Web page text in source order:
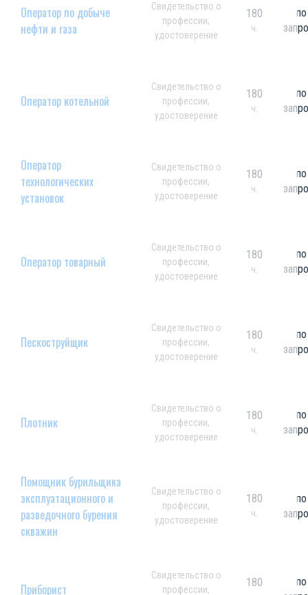
Оператор по добыче
нефти и газа
Свидетельство о
профессии,
удостоверение
180
ч.
по
Оператор котельной
Свидетельство о
профессии,
удостоверение
180
ч.
по
Оператор
технологических
установок
Свидетельство о
профессии,
удостоверение
180
ч.
по
Оператор товарный
Свидетельство о
профессии,
удостоверение
180
ч.
по
Пескоструйщик
Свидетельство о
профессии,
удостоверение
180
ч.
по
Плотник
Свидетельство о
профессии,
удостоверение
180
ч.
по
Помощник бурильщика
эксплуатационного и
разведочного бурения
скважин
Свидетельство о
профессии,
удостоверение
180
ч.
по
Приборист
Свидетельство о
профессии,
180
по